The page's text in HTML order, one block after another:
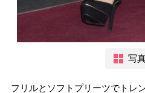
写
フリルとソフトプリーツでトレ